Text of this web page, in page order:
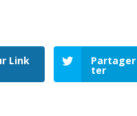
Link
ter